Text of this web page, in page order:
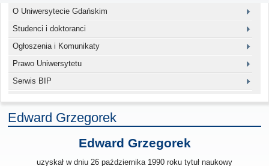
O Uniwersytecie Gdańskim
Studenci i doktoranci
Ogłoszenia i Komunikaty
Prawo Uniwersytetu
Serwis BIP
Edward Grzegorek
Edward Grzegorek
uzyskał w dniu 26 października 1990 roku tytuł naukowy